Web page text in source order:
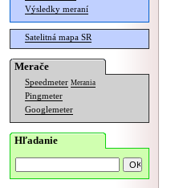
Výsledky meraní
Satelitná mapa SR
Merače
Speedmeter Merania
Pingmeter
Googlemeter
Hľadanie